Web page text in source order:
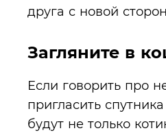
друга с новой
Загляните в
Если говорить про
пригласить
будут не только